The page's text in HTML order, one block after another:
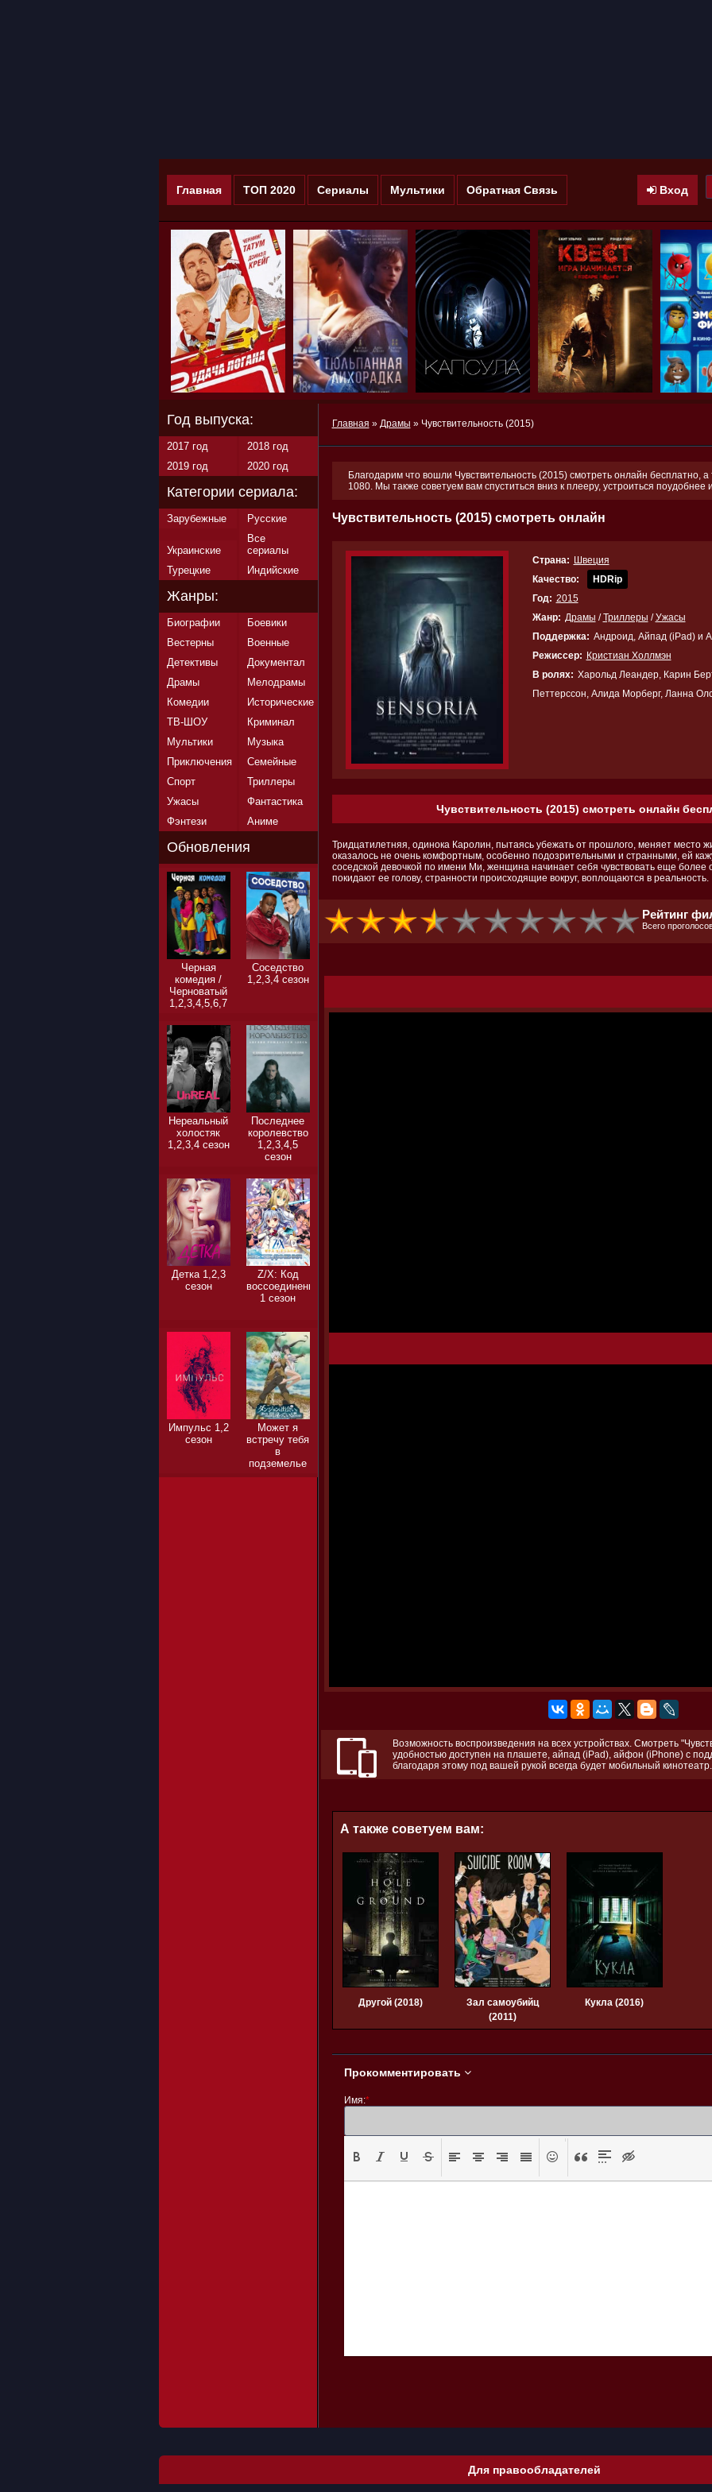
Главная ТОП 2020 Сериалы Мультики Обратная Связь Вход
Главная » Драмы » Чувствительность (2015)
Благодарим что вошли Чувствительность (2015) смотреть онлайн бесплатно,
1080. Мы также советуем вам спуститься вниз к плееру, устроиться
Чувствительность (2015) смотреть онлайн
Страна: Швеция
Качество:
HDRip
Год: 2015
Жанр: Драмы /Триллеры /Ужасы
Поддержка: Андроид, Айпад (iPad) и
Режиссер: Кристиан Холлмэн
В ролях: Харольд Леандер, Карин
Петтерссон, Алида Морберг, Ланна
Чувствительность (2015) смотреть онлайн
Тридцатилетняя, одинока Каролин, пытаясь убежать от прошлого, меняет место
оказалось не очень комфортным, особенно подозрительными и странными, ей
соседской девочкой по имени Ми, женщина начинает себя чувствовать еще
покидают ее голову, странности происходящие вокруг, воплощаются в реальность.
Рейтинг
Всего
Возможность воспроизведения на всех устройствах. Смотреть
удобностью доступен на плашете, айпад (iPad), айфон (iPhone) с
благодаря этому под вашей рукой всегда будет мобильный кинотеатр.
А также советуем вам:
Другой (2018)
Зал самоубийц
(2011)
Кукла (2016)
Прокомментировать
Имя:*
Год выпуска:
2017 год
2018 год
2019 год
2020 год
Категории сериала:
Зарубежные Русские
Украинские
Все
сериалы
Турецкие
Индийские
Жанры:
Биографии
Боевики
Вестерны
Военные
Детективы
Документал
Драмы
Мелодрамы
Комедии
Исторические
ТВ-ШОУ
Криминал
Мультики
Музыка
Приключения
Семейные
Спорт
Триллеры
Ужасы
Фантастика
Фэнтези
Аниме
Обновления
Черная
комедия /
Черноватый
1,2,3,4,5,6,7
Соседство
1,2,3,4 сезон
Нереальный
холостяк
1,2,3,4 сезон
Последнее
королевство
1,2,3,4,5
сезон
Детка 1,2,3
сезон
Z/X: Код
воссоединения
1 сезон
Импульс 1,2
сезон
Может я
встречу тебя
в
подземелье
1,2,3 сезон
Для правообладателей